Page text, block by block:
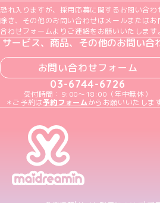
恐れ入りますが、採用応募に関するお問い合わ
除き、その他のお問い合わせはメールまたはお
合わせフォームよりご連絡をお願いいたします。
サービス、商品、その他のお問い合
お問い合わせフォーム
03-6744-6726
受付時間：9:00～18:00（年中無休）
＊ご予約は予約フォームからお願いいたします